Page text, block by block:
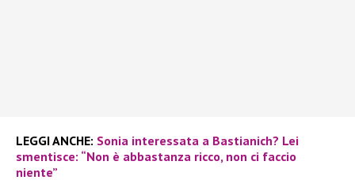
LEGGI ANCHE: Sonia interessata a Bastianich? Lei
smentisce: “Non è abbastanza ricco, non ci faccio
niente”